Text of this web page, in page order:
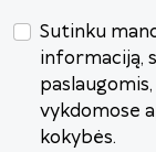
Sutinku
informaciją,
vykdomose
kokybės.